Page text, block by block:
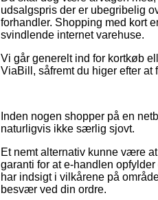
udsalgspris der er ubegribelig
forhandler. Shopping med kort
svindlende internet varehuse.
Vi går generelt ind for kortkøb
ViaBill, såfremt du higer efter at
Inden nogen shopper på en
naturligvis ikke særlig sjovt.
Et nemt alternativ kunne være
garanti for at e-handlen
har indsigt i vilkårene på
besvær ved din ordre.